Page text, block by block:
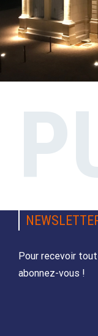
Pour recevoir
abonnez-vous !